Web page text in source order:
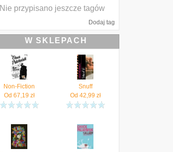
Nie przypisano jeszcze tagów
Dodaj tag
W SKLEPACH
Non-Fiction
Od 67,19 zł
Snuff
Od 42,99 zł